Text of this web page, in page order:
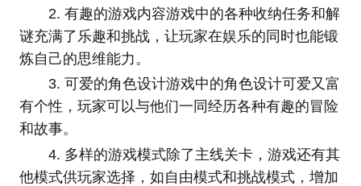
2. 有趣的游戏内容游戏中的各种收纳任务和解
谜充满了乐趣和挑战，让玩家在娱乐的同时也能锻
炼自己的思维能力。
3. 可爱的角色设计游戏中的角色设计可爱又富
有个性，玩家可以与他们一同经历各种有趣的冒险
和故事。
4. 多样的游戏模式除了主线关卡，游戏还有其
他模式供玩家选择，如自由模式和挑战模式，增加